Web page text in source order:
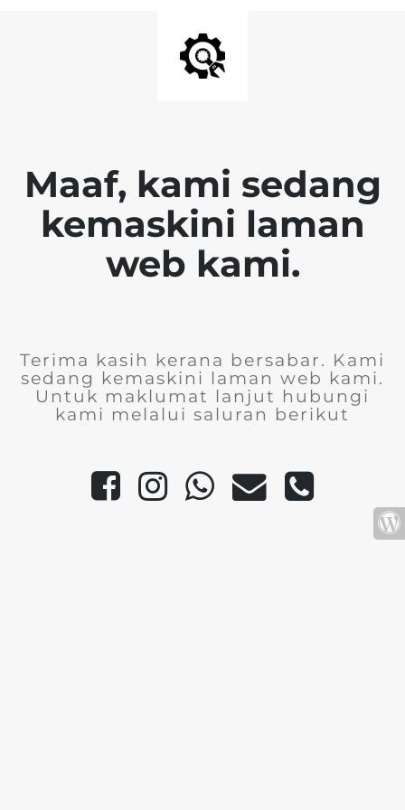
Maaf, kami sedang
kemaskini laman
web kami.
Terima kasih kerana bersabar. Kami
sedang kemaskini laman web kami.
Untuk maklumat lanjut hubungi
kami melalui saluran berikut